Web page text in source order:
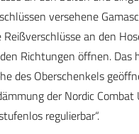
versehene
Reißverschlüsse an den
Richtungen öffnen. Das
des Oberschenkels
der Nordic
regulierbar“.